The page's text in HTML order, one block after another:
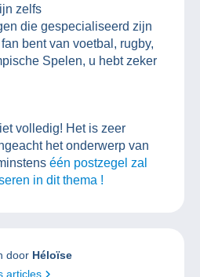
zelfs
die gespecialiseerd zijn
bent van voetbal, rugby,
Spelen, u hebt zeker
volledig! Het is zeer
het onderwerp van
één postzegel zal
in dit thema !
door Héloïse
articles